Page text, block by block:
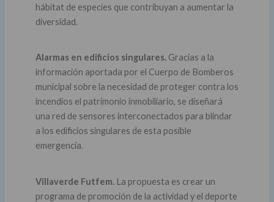
hábitat de especies que contribuyan a aumentar la
diversidad.
Alarmas en edificios singulares.Gracias a la
información aportada por el Cuerpo de Bomberos
municipal sobre la necesidad de proteger contra los
incendios el patrimonio inmobiliario, se diseñará
una red de sensores interconectados para blindar
a los edificios singulares de esta posible
emergencia.
Villaverde Futfem.La propuesta es crear un
programa de promoción de la actividad y el deporte